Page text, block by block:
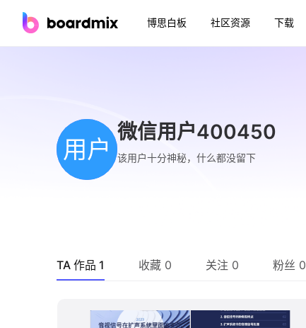
博思白板 社区资源 下载
用户
微信用户400450
该用户十分神秘，什么都没留下
TA 作品 1 收藏 0 关注 0 粉丝 0